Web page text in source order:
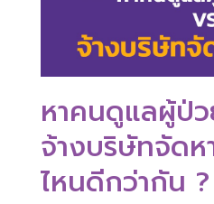
หาคนดูแลผู้ป่ว
จ้างบริษัทจัด
ไหนดีกว่ากัน ?